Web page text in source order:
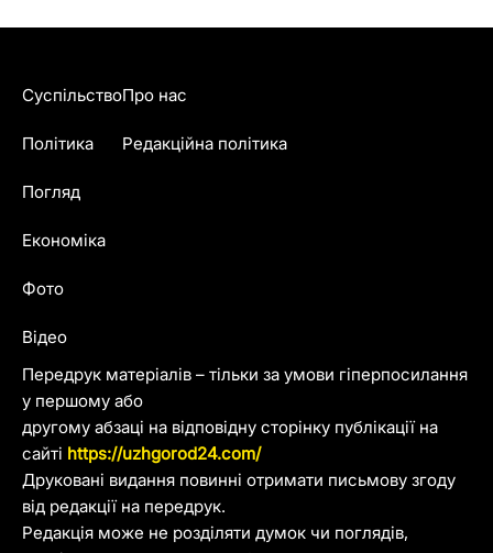
Передрук матеріалів – тільки за умови гіперпосилання
у першому або
другому абзаці на відповідну сторінку публікації на
сайті https://uzhgorod24.com/
Друковані видання повинні отримати письмову згоду
від редакції на передрук.
Редакція може не розділяти думок чи поглядів,
Суспільство
Політика
Погляд
Економіка
Фото
Відео
Про нас
Редакційна політика